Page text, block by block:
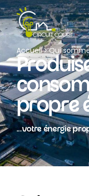
Accueil Qui
propre
...votre énergie